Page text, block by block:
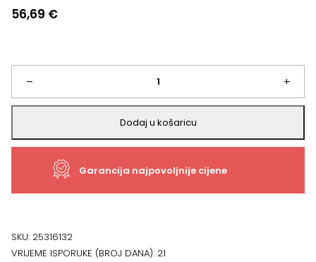
56,69 €
–
Ancona
Maxi
E27
BRUŠENI
+
Dodaj u košaricu
Garancija najpovoljnije cijene
SKU: 25316132
VRIJEME ISPORUKE (BROJ DANA): 21